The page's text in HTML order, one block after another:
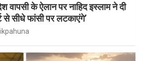
वापसी के ऐलान पर नाहिद इस्लाम ने दी
से सीधे फांसी पर लटकाएंगे’